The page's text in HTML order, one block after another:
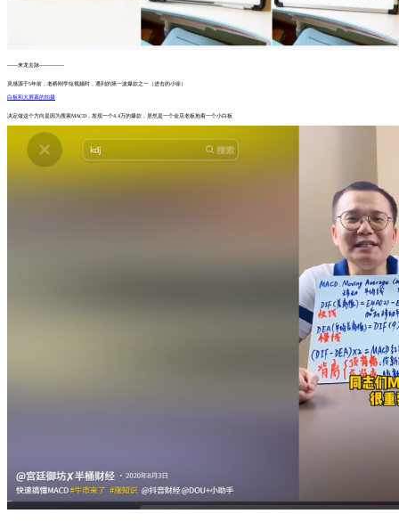
------来龙去脉--------------
灵感源于5年前，老桥刚学短视频时，遇到的第一波爆款之一（进击的小徐）
白板和大屏幕的拍摄
决定做这个方向是因为搜索MACD，发现一个4.4万的爆款，居然是一个金店老板抱着一个小白板